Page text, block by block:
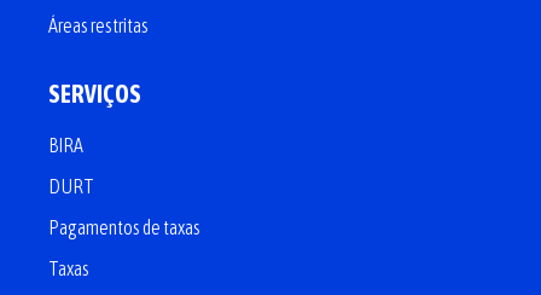
Áreas restritas
SERVIÇOS
BIRA
DURT
Pagamentos de taxas
Taxas